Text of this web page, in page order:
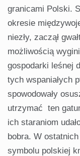
granicami Polski.
okresie
niezły, zaczął
możliwością
gospodarki leśnej
tych wspaniałych
spowodowały
utrzymać ten
ich staraniom
bobra. W
symbolu polskiej